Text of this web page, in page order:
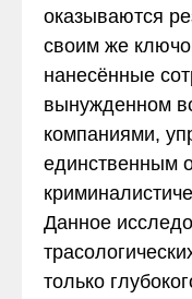
оказываются
своим же
нанесённые
вынужденном
компаниями,
единственным
Данное
только